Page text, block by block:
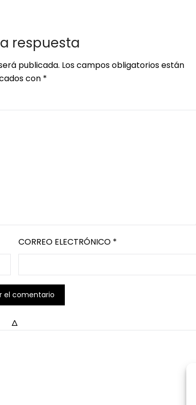
respuesta
publicada. Los campos obligatorios están
con *
CORREO ELECTRÓNICO *
Δ